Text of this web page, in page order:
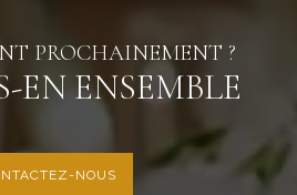
PROCHAINEMENT ?
EN ENSEMBLE
NOUS